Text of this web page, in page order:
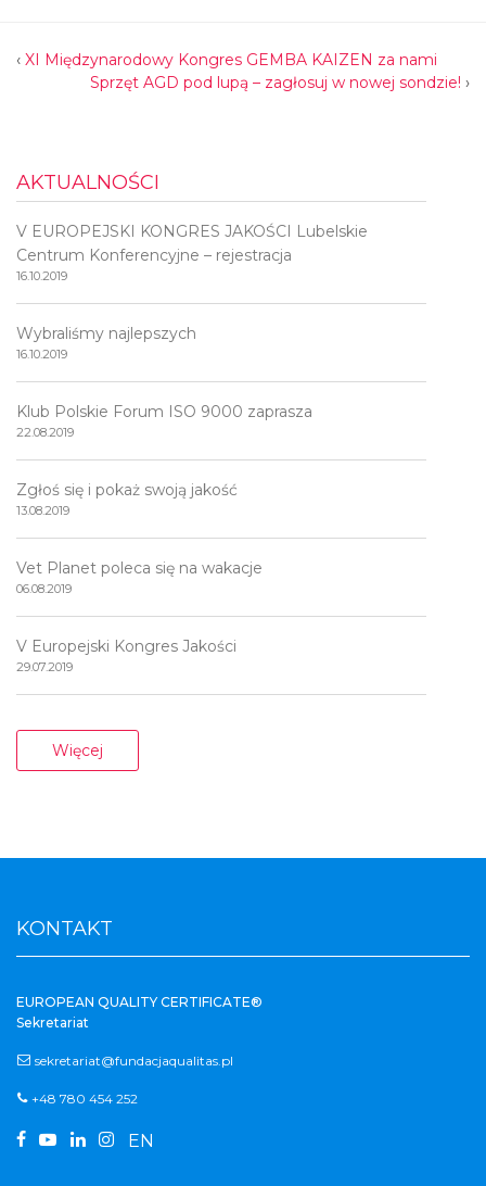
‹ XI Międzynarodowy Kongres GEMBA KAIZEN za nami
Sprzęt AGD pod lupą – zagłosuj w nowej sondzie! ›
AKTUALNOŚCI
V EUROPEJSKI KONGRES JAKOŚCI Lubelskie
Centrum Konferencyjne – rejestracja
16.10.2019
Wybraliśmy najlepszych
16.10.2019
Klub Polskie Forum ISO 9000 zaprasza
22.08.2019
Zgłoś się i pokaż swoją jakość
13.08.2019
Vet Planet poleca się na wakacje
06.08.2019
V Europejski Kongres Jakości
29.07.2019
Więcej
KONTAKT
EUROPEAN QUALITY CERTIFICATE®
Sekretariat
sekretariat@fundacjaqualitas.pl
+48 780 454 252
    EN